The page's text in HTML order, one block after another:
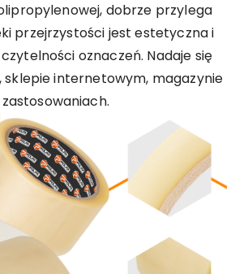
dobrze przylega
przejrzystości jest estetyczna i
oznaczeń. Nadaje się
sklepie internetowym, magazynie